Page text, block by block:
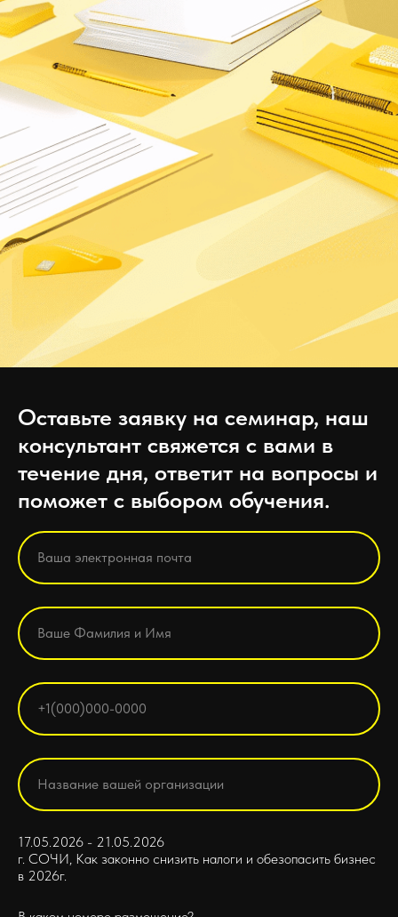
Оставьте заявку на семинар, наш
консультант свяжется с вами в
течение дня, ответит на вопросы и
поможет с выбором обучения.
17.05.2026 - 21.05.2026
г. СОЧИ, Как законно снизить налоги и обезопасить бизнес
в 2026г.